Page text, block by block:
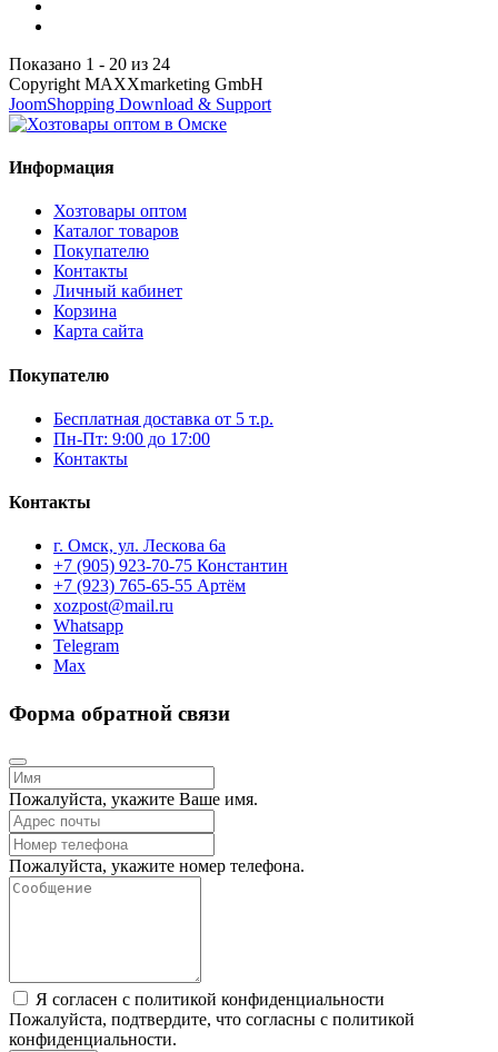
Показано 1 - 20 из 24
Copyright MAXXmarketing GmbH
JoomShopping Download & Support
Информация
Хозтовары оптом
Каталог товаров
Покупателю
Контакты
Личный кабинет
Корзина
Карта сайта
Покупателю
Бесплатная доставка от 5 т.р.
Пн-Пт: 9:00 до 17:00
Контакты
Контакты
г. Омск, ул. Лескова 6а
+7 (905) 923-70-75 Константин
+7 (923) 765-65-55 Артём
xozpost@mail.ru
Whatsapp
Telegram
Max
Форма обратной связи
Пожалуйста, укажите Ваше имя.
Пожалуйста, укажите номер телефона.
Я согласен с политикой конфиденциальности
Пожалуйста, подтвердите, что согласны с политикой
конфиденциальности.